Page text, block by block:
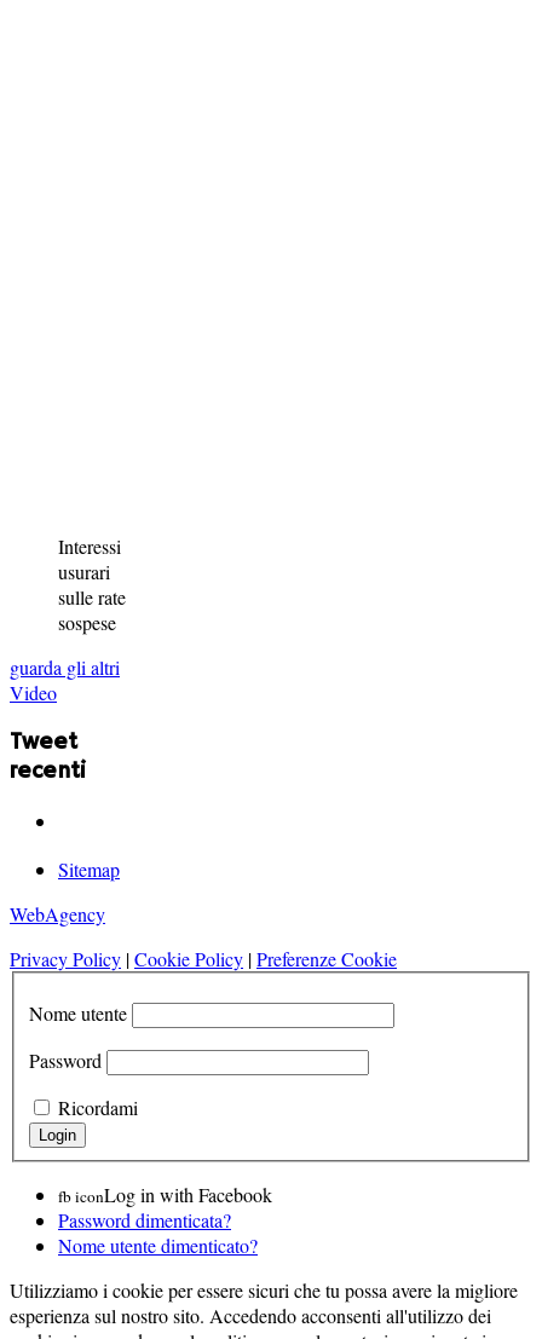
Interessi
usurari
sulle rate
sospese
guarda gli altri
Video
Tweet
recenti
Sitemap
WebAgency
Privacy Policy |Cookie Policy |Preferenze Cookie
Nome utente
Password
Ricordami
fb iconLog in with Facebook
Password dimenticata?
Nome utente dimenticato?
Utilizziamo i cookie per essere sicuri che tu possa avere la migliore
esperienza sul nostro sito. Accedendo acconsenti all'utilizzo dei